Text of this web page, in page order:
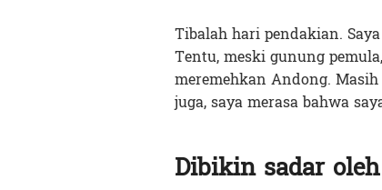
Tibalah hari pendakian.
Tentu, meski gunung
meremehkan Andong.
juga, saya merasa bahwa
Dibikin sadar